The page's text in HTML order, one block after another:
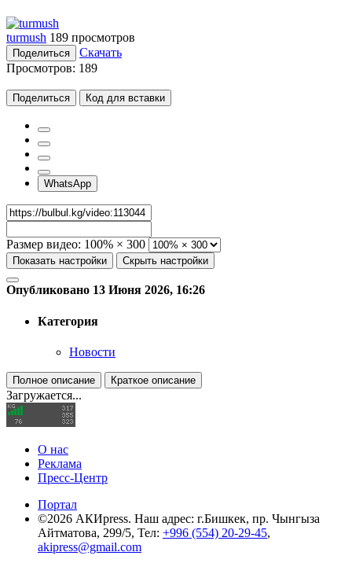
turmush 189 просмотров
Поделиться
Скачать
Просмотров: 189
Поделиться Код для вставки
WhatsApp
Размер видео: 100% × 300
Показать настройки Скрыть настройки
Опубликовано 13 Июня 2026, 16:26
Категория
Новости
Полное описание Краткое описание
Загружается...
О нас
Реклама
Пресс-Центр
Портал
©2026 АКИpress. Наш адрес: г.Бишкек, пр. Чынгыза
Айтматова, 299/5, Тел: +996 (554) 20-29-45,
akipress@gmail.com